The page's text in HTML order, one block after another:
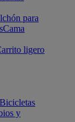
para
Cama
ligero
Bicicletas
y